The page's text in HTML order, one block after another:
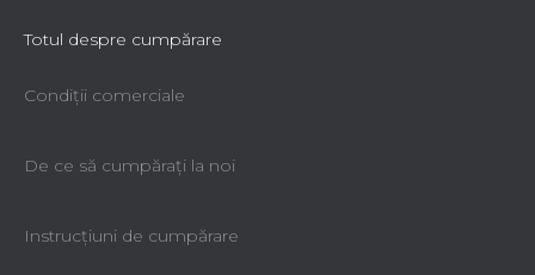
Totul despre cumpărare
Condiții comerciale
De ce să cumpăraţi la noi
Instrucțiuni de cumpărare